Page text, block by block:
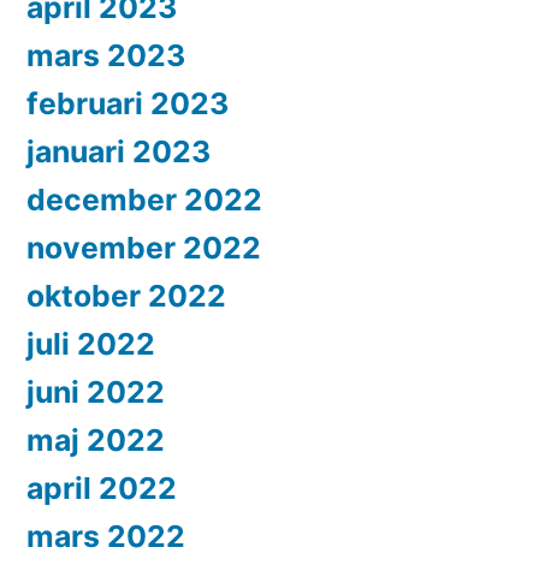
april 2023
mars 2023
februari 2023
januari 2023
december 2022
november 2022
oktober 2022
juli 2022
juni 2022
maj 2022
april 2022
mars 2022